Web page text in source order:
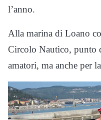
l’anno.
Alla marina di Loano
Circolo Nautico, punto
amatori, ma anche per